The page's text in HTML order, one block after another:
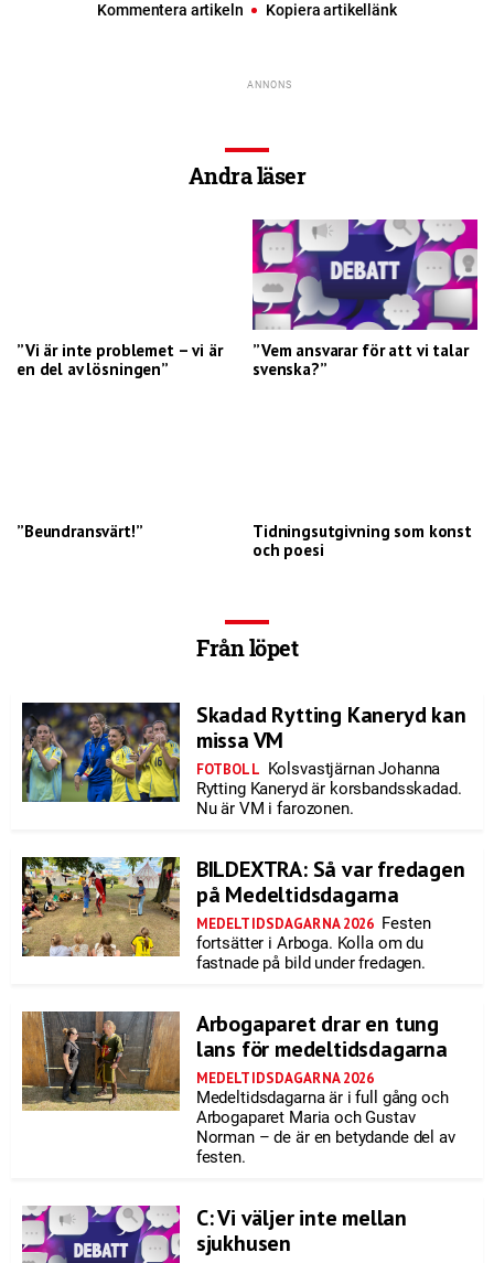
Kommentera artikeln Kopiera artikellänk
Andra läser
”Vi är inte problemet – vi är
en del av lösningen”
”Vem ansvarar för att vi talar
svenska?”
”Beundransvärt!”
Tidningsutgivning som konst
och poesi
Från löpet
Skadad Rytting Kaneryd kan
missa VM
FOTBOLL Kolsvastjärnan Johanna
Rytting Kaneryd är korsbandsskadad.
Nu är VM i farozonen.
BILDEXTRA: Så var fredagen
på Medeltidsdagarna
MEDELTIDSDAGARNA 2026 Festen
fortsätter i Arboga. Kolla om du
fastnade på bild under fredagen.
Arbogaparet drar en tung
lans för medeltidsdagarna
MEDELTIDSDAGARNA 2026
Medeltidsdagarna är i full gång och
Arbogaparet Maria och Gustav
Norman – de är en betydande del av
festen.
C: Vi väljer inte mellan
sjukhusen